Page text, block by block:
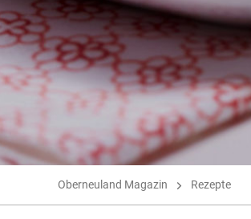
Oberneuland Magazin Rezepte